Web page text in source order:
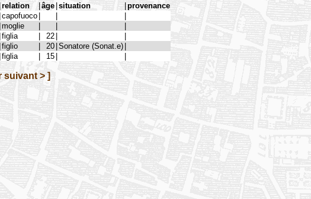
|relation |âge |situation |provenance
|capofuoco | |
|
|moglie | |
|
|figlia | 22 |
|
|figlio | 20 |Sonatore (Sonat.e) |
|figlia | 15 | |
suivant > ]